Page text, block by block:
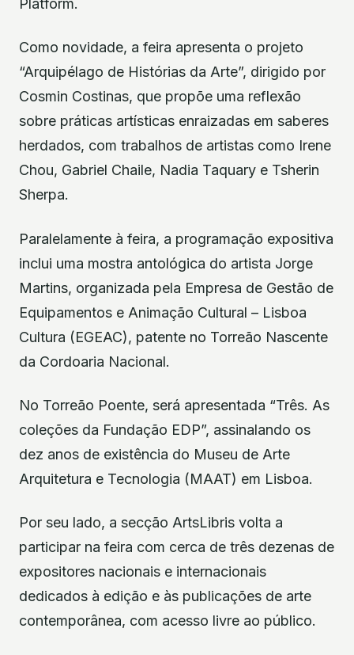
Platform.
Como novidade, a feira apresenta o projeto
“Arquipélago de Histórias da Arte”, dirigido por
Cosmin Costinas, que propõe uma reflexão
sobre práticas artísticas enraizadas em saberes
herdados, com trabalhos de artistas como Irene
Chou, Gabriel Chaile, Nadia Taquary e Tsherin
Sherpa.
Paralelamente à feira, a programação expositiva
inclui uma mostra antológica do artista Jorge
Martins, organizada pela Empresa de Gestão de
Equipamentos e Animação Cultural – Lisboa
Cultura (EGEAC), patente no Torreão Nascente
da Cordoaria Nacional.
No Torreão Poente, será apresentada “Três. As
coleções da Fundação EDP”, assinalando os
dez anos de existência do Museu de Arte
Arquitetura e Tecnologia (MAAT) em Lisboa.
Por seu lado, a secção ArtsLibris volta a
participar na feira com cerca de três dezenas de
expositores nacionais e internacionais
dedicados à edição e às publicações de arte
contemporânea, com acesso livre ao público.